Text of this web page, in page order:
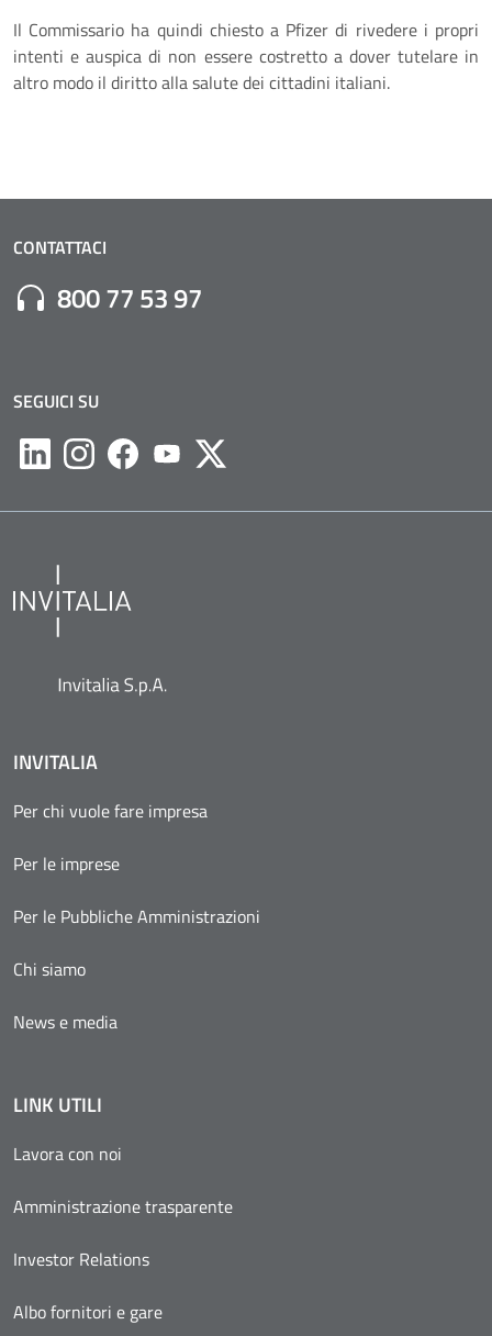
Il Commissario ha quindi chiesto a Pfizer di rivedere i propri
intenti e auspica di non essere costretto a dover tutelare in
altro modo il diritto alla salute dei cittadini italiani.
CONTATTACI
Numero di Telefono:
800 77 53 97
SEGUICI SU
LikedinInstagramFacebookYoutubeTwitter
INVITALIA
Per chi vuole fare impresa
Per le imprese
Per le Pubbliche Amministrazioni
Chi siamo
News e media
LINK UTILI
Lavora con noi
Amministrazione trasparente
Investor Relations
Albo fornitori e gare